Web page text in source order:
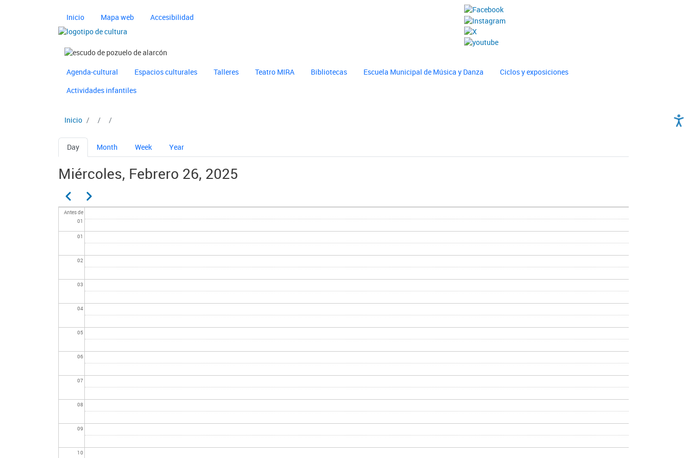
Navegación principal cultura
Inicio Mapa web
Accesibilidad
Imagen
Imagen
Ayuntamiento de Pozuelo
Navegación principal header cultura
Agenda-cultural Espacios culturales Talleres Teatro MIRA Bibliotecas Escuela Municipal de Música y Danza
Ciclos y exposiciones
Actividades infantiles
Inicio
Solapas principales
Day Month Week Year
Miércoles, Febrero 26, 2025
Paginación
AnteriorSiguiente
Antes de
01
01
02
03
04
05
06
07
08
09
10